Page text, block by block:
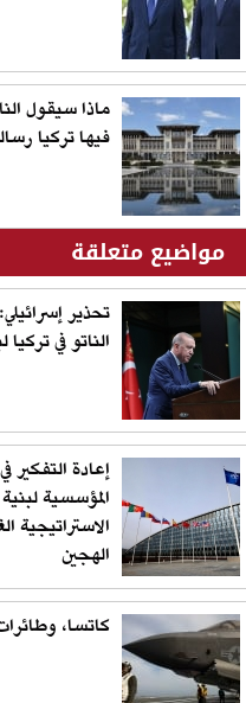
ماذا سيقول
فيها تركيا
مواضيع متعلقة
تحذير
الناتو في
إعادة التفكير
المؤسسية
الاستراتيجية
الهجين
كاتسا، وطائرات إف-35،